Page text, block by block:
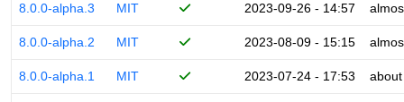
8.0.0-alpha.3 MIT 2023-09-26 - 14:57
8.0.0-alpha.2 MIT 2023-08-09 - 15:15
8.0.0-alpha.1 MIT 2023-07-24 - 17:53